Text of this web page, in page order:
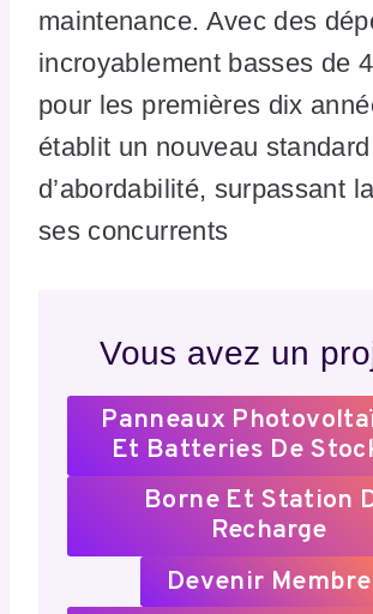
maintenance. Avec des
incroyablement basses de
pour les premières dix
établit un nouveau standard
d’abordabilité, surpassant
ses concurrents
Vous avez un
Panneaux
Et Batteries De
Borne Et Station
Recharge
Devenir Membre